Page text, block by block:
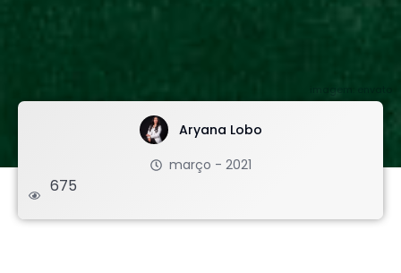
imagem: envato
Aryana Lobo
março - 2021
675